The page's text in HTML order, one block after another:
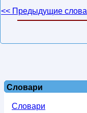
<< Предыдущие слова
Словари
Словари